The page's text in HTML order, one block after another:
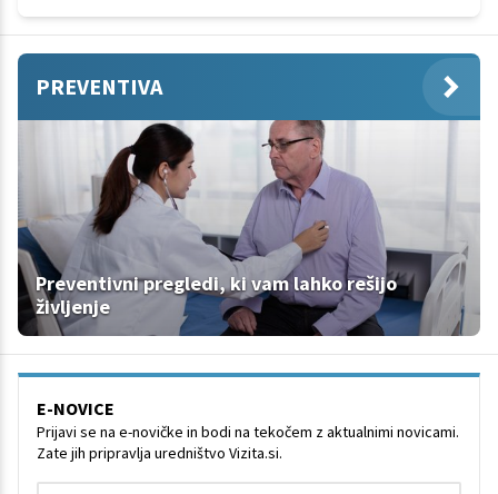
PREVENTIVA
Preventivni pregledi, ki vam lahko rešijo
življenje
E-NOVICE
Prijavi se na e-novičke in bodi na tekočem z aktualnimi novicami.
Zate jih pripravlja uredništvo Vizita.si.